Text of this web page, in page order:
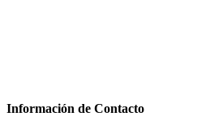
Información de Contacto